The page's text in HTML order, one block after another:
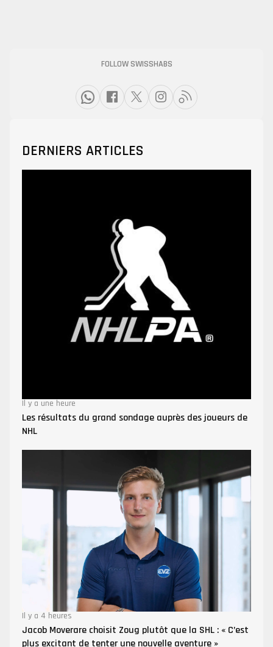
FOLLOW SWISSHABS
DERNIERS ARTICLES
Il y a une heure
Les résultats du grand sondage auprès des joueurs de
NHL
Il y a 4 heures
Jacob Moverare choisit Zoug plutôt que la SHL : « C’est
plus excitant de tenter une nouvelle aventure »